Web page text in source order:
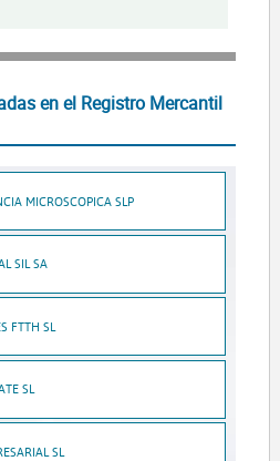
en el Registro Mercantil
MICROSCOPICA SLP
SIL SA
FTTH SL
SL
SL